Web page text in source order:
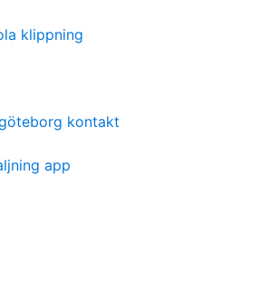
klippning
kontakt
app